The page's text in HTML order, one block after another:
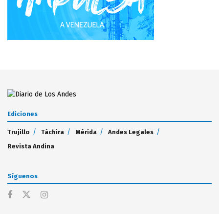
Ediciones
Trujillo Táchira Mérida
Andes Legales
Revista Andina
Síguenos